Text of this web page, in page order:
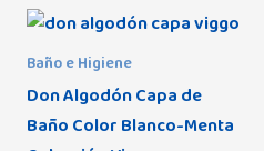
Baño e Higiene
Don Algodón Capa de
Baño Color Blanco-Menta